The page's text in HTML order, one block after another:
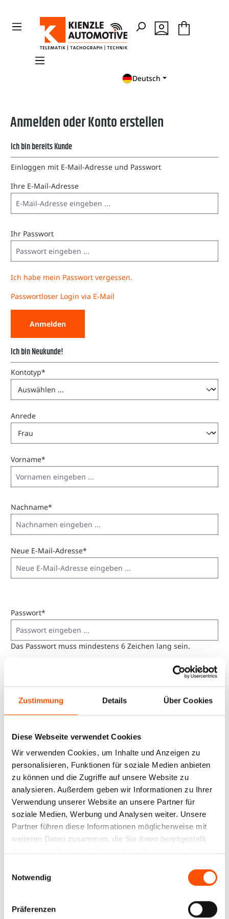
Zustimmung Details Über Cookies
Diese Webseite verwendet Cookies
Wir verwenden Cookies, um Inhalte und Anzeigen zu
personalisieren, Funktionen für soziale Medien anbieten
zu können und die Zugriffe auf unsere Website zu
analysieren. Außerdem geben wir Informationen zu Ihrer
Verwendung unserer Website an unsere Partner für
soziale Medien, Werbung und Analysen weiter. Unsere
Partner führen diese Informationen möglicherweise mit
weiteren Daten zusammen, die Sie ihnen bereitgestellt
Notwendig
Präferenzen
Deutsch
Anmelden oder Konto erstellen
Ich bin bereits Kunde
Einloggen mit E-Mail-Adresse und Passwort
Ihre E-Mail-Adresse
Ihr Passwort
Ich habe mein Passwort vergessen.
Passwortloser Login via E-Mail
Anmelden
Ich bin Neukunde!
Persönliche Informationen
Kontotyp*
Anrede
Vorname*
Nachname*
Neue E-Mail-Adresse*
Passwort*
Das Passwort muss mindestens 6 Zeichen lang sein.
PLZ Ort*
Adresszusatz 1